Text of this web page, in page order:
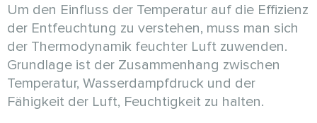
Um den Einfluss der Temperatur auf die Effizienz
der Entfeuchtung zu verstehen, muss man sich
der Thermodynamik feuchter Luft zuwenden.
Grundlage ist der Zusammenhang zwischen
Temperatur, Wasserdampfdruck und der
Fähigkeit der Luft, Feuchtigkeit zu halten.